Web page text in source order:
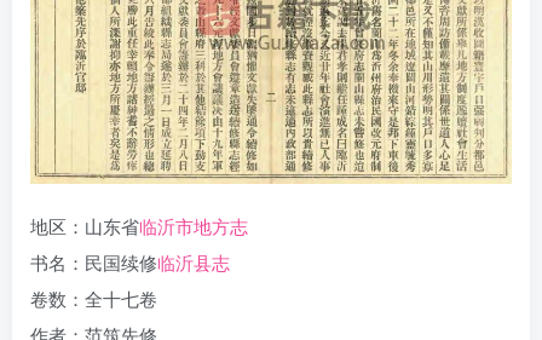
地区：山东省临沂市地方志
书名：民国续修临沂县志
卷数：全十七卷
作者：范筑先修